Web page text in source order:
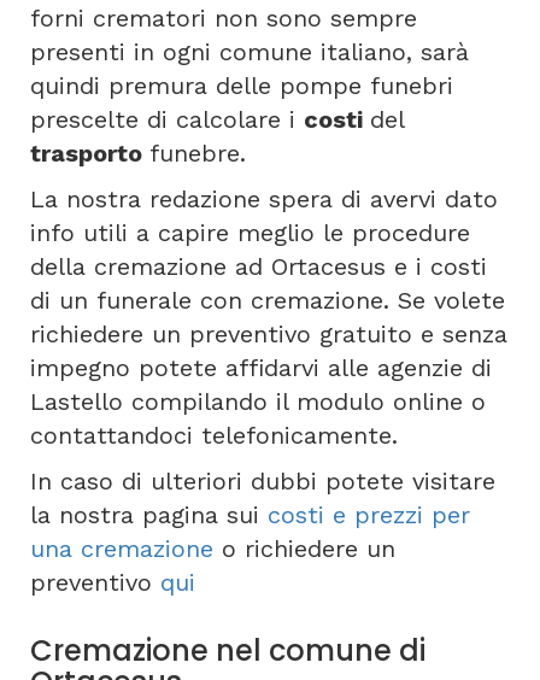
forni crematori non sono sempre
presenti in ogni comune italiano, sarà
quindi premura delle pompe funebri
prescelte di calcolare i costi del
trasporto funebre.
La nostra redazione spera di avervi dato
info utili a capire meglio le procedure
della cremazione ad Ortacesus e i costi
di un funerale con cremazione. Se volete
richiedere un preventivo gratuito e senza
impegno potete affidarvi alle agenzie di
Lastello compilando il modulo online o
contattandoci telefonicamente.
In caso di ulteriori dubbi potete visitare
la nostra pagina sui costi e prezzi per
una cremazione o richiedere un
preventivo qui
Cremazione nel comune di